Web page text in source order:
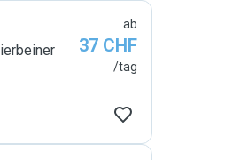
ab
37 CHF
/tag